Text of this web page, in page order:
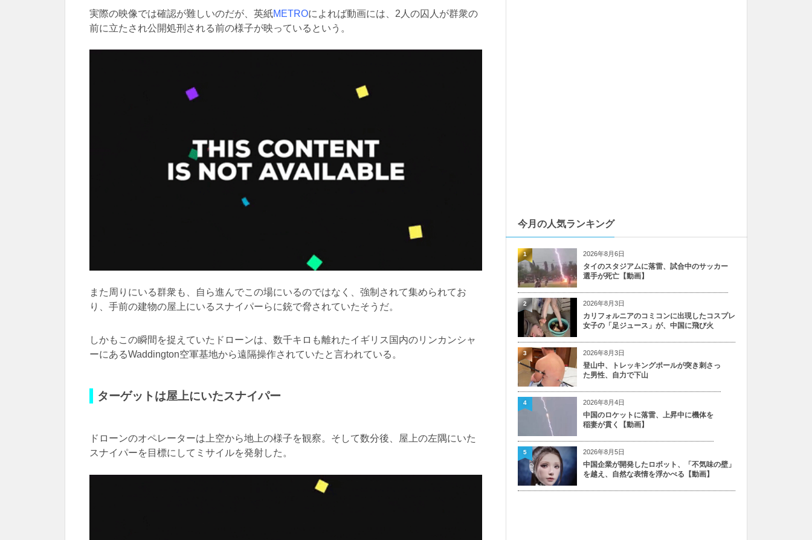
実際の映像では確認が難しいのだが、英紙METROによれば動画には、2人の囚人が群衆の
前に立たされ公開処刑される前の様子が映っているという。
また周りにいる群衆も、自ら進んでこの場にいるのではなく、強制されて集められてお
り、手前の建物の屋上にいるスナイパーらに銃で脅されていたそうだ。
しかもこの瞬間を捉えていたドローンは、数千キロも離れたイギリス国内のリンカンシャ
ーにあるWaddington空軍基地から遠隔操作されていたと言われている。
ターゲットは屋上にいたスナイパー
ドローンのオペレーターは上空から地上の様子を観察。そして数分後、屋上の左隅にいた
スナイパーを目標にしてミサイルを発射した。
今月の人気ランキング
2026年8月6日
タイのスタジアムに落雷、試合中のサッカー
選手が死亡【動画】
1
2026年8月3日
カリフォルニアのコミコンに出現したコスプレ
女子の「足ジュース」が、中国に飛び火
2
2026年8月3日
登山中、トレッキングポールが突き刺さっ
た男性、自力で下山
3
2026年8月4日
中国のロケットに落雷、上昇中に機体を
稲妻が貫く【動画】
4
2026年8月5日
中国企業が開発したロボット、「不気味の壁」
を越え、自然な表情を浮かべる【動画】
5